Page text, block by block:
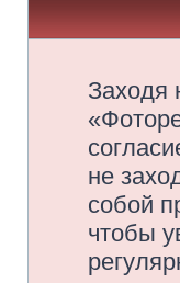
Заходя
не
собой
чтобы